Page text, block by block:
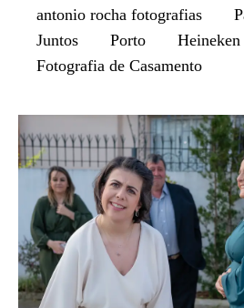
antonio rocha fotografias
Juntos
Porto Heineken
Fotografia de Casamento